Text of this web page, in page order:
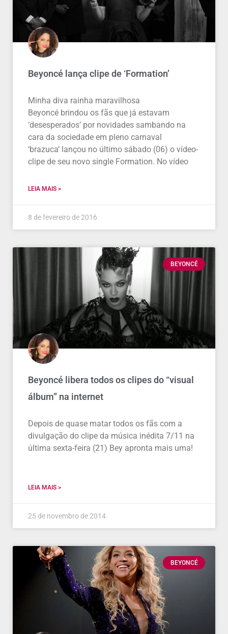
Beyoncé lança clipe de ‘Formation’
Minha diva rainha maravilhosa
Beyoncé brindou os fãs que já estavam
‘desesperados’ por novidades sambando na
cara da sociedade em pleno carnaval
‘brazuca’ lançou no último sábado (06) o vídeo-
clipe de seu novo single Formation. No vídeo
LEIA MAIS >
8 de fevereiro de 2016
BEYONCÉ
Beyoncé libera todos os clipes do “visual
álbum” na internet
Depois de quase matar todos os fãs com a
divulgação do clipe da música inédita 7/11 na
última sexta-feira (21) Bey apronta mais uma!
LEIA MAIS >
25 de novembro de 2014
BEYONCÉ